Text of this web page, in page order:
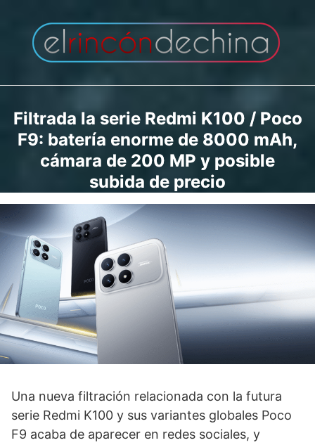
contenido
Filtrada la serie Redmi K100 / Poco
F9: batería enorme de 8000 mAh,
cámara de 200 MP y posible
subida de precio
Una nueva filtración relacionada con la futura
serie Redmi K100 y sus variantes globales Poco
F9 acaba de aparecer en redes sociales, y